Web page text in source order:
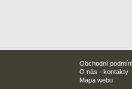
Obchodní
O nás - kontakty
Mapa webu